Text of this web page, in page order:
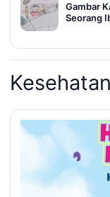
Gambar
Seorang
Kesehatan